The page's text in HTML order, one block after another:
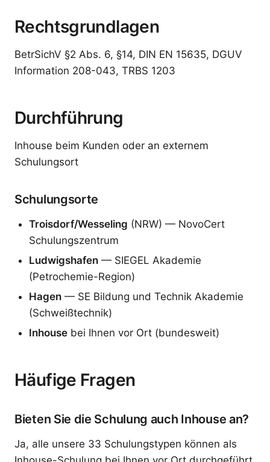
Rechtsgrundlagen
BetrSichV §2 Abs. 6, §14, DIN EN 15635, DGUV
Information 208-043, TRBS 1203
Durchführung
Inhouse beim Kunden oder an externem
Schulungsort
Schulungsorte
Troisdorf/Wesseling (NRW) — NovoCert
Schulungszentrum
Ludwigshafen — SIEGEL Akademie
(Petrochemie-Region)
Hagen — SE Bildung und Technik Akademie
(Schweißtechnik)
Inhouse bei Ihnen vor Ort (bundesweit)
Häufige Fragen
Bieten Sie die Schulung auch Inhouse an?
Ja, alle unsere 33 Schulungstypen können als